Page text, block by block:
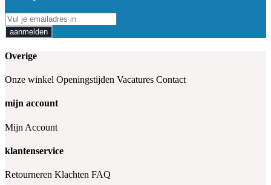
aanmelden
Overige
Onze winkel Openingstijden Vacatures Contact
mijn account
Mijn Account
klantenservice
Retourneren Klachten FAQ